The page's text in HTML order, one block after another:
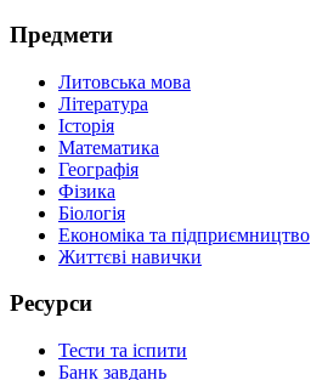
Предмети
Литовська мова
Література
Історія
Математика
Географія
Фізика
Біологія
Економіка та підприємництво
Життєві навички
Ресурси
Тести та іспити
Банк завдань